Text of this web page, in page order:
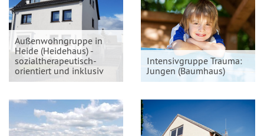
Außenwohngruppe in
Heide (Heidehaus) -
sozialtherapeutisch-
orientiert und inklusiv
Intensivgruppe Trauma:
Jungen (Baumhaus)